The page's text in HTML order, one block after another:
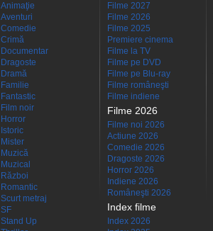
Animaţie
Aventuri
Comedie
Crimă
Documentar
Dragoste
Dramă
Familie
Fantastic
Film noir
Horror
Istoric
Mister
Muzică
Muzical
Război
Romantic
Scurt metraj
SF
Stand Up
Filme 2027
Filme 2026
Filme 2025
Premiere cinema
Filme la TV
Filme pe DVD
Filme pe Blu-ray
Filme româneşti
Filme indiene
Filme 2026
Filme noi 2026
Actiune 2026
Comedie 2026
Dragoste 2026
Horror 2026
Indiene 2026
Româneşti 2026
Index filme
Index 2026